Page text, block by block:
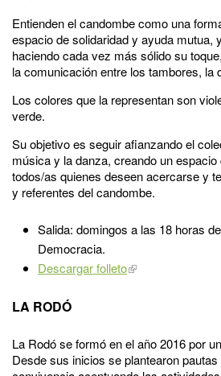
Entienden el candombe como una
espacio de solidaridad y ayuda mutua,
haciendo cada vez más sólido su
la comunicación entre los tambores, la
Los colores que la representan son
verde.
Su objetivo es seguir afianzando el
música y la danza, creando un
todos/as quienes deseen acercarse y
y referentes del candombe.
Salida: domingos a las 18 horas
Democracia.
Descargar folleto
LA RODÓ
La Rodó se formó en el año 2016 por
Desde sus inicios se plantearon